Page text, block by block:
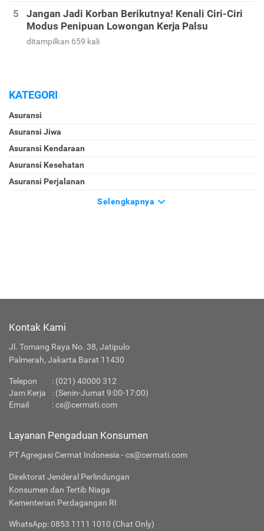
Jangan Jadi Korban Berikutnya! Kenali Ciri-Ciri
Modus Penipuan Lowongan Kerja Palsu
ditampilkan 659 kali
KATEGORI
Asuransi
Asuransi Jiwa
Asuransi Kendaraan
Asuransi Kesehatan
Asuransi Perjalanan
Selengkapnya
Kontak Kami
Jl. Tomang Raya No. 38, Jatipulo
Palmerah, Jakarta Barat 11430
Telepon : (021) 40000 312
Jam Kerja
: (Senin-Jumat 9:00-17:00)
Email
:cs@cermati.com
Layanan Pengaduan Konsumen
PT Agregasi Cermat Indonesia - cs@cermati.com
Direktorat Jenderal Perlindungan
Konsumen dan Tertib Niaga
Kementerian Perdagangan RI
WhatsApp: 0853 1111 1010 (Chat Only)